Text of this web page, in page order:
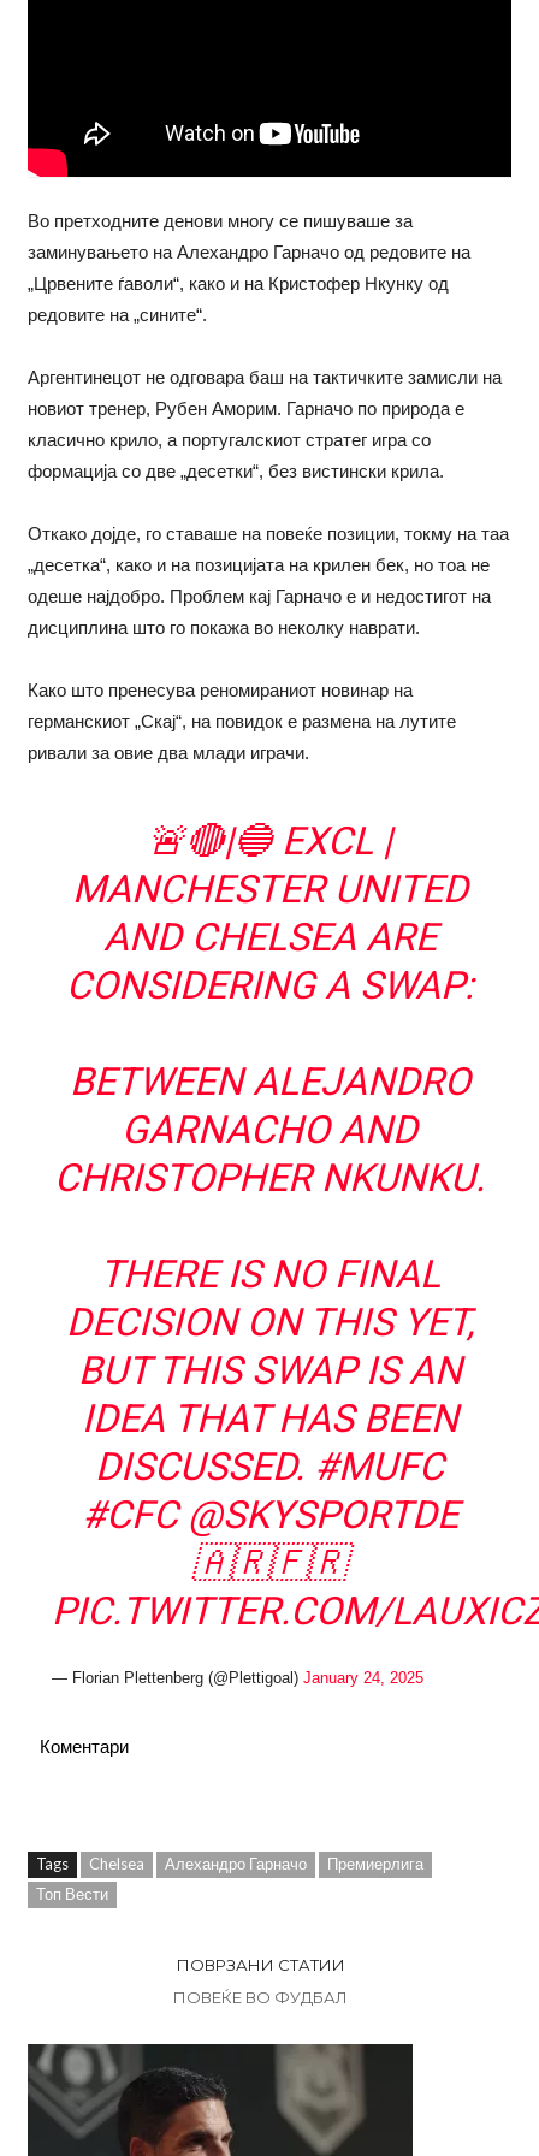
Во претходните денови многу се пишуваше за
заминувањето на Алехандро Гарначо од редовите на
„Црвените ѓаволи“, како и на Кристофер Нкунку од
редовите на „сините“.
Аргентинецот не одговара баш на тактичките замисли на
новиот тренер, Рубен Аморим. Гарначо по природа е
класично крило, а португалскиот стратег игра со
формација со две „десетки“, без вистински крила.
Откако дојде, го ставаше на повеќе позиции, токму на таа
„десетка“, како и на позицијата на крилен бек, но тоа не
одеше најдобро. Проблем кај Гарначо е и недостигот на
дисциплина што го покажа во неколку наврати.
Како што пренесува реномираниот новинар на
германскиот „Скај“, на повидок е размена на лутите
ривали за овие два млади играчи.
🚨🔴|🔵 EXCL |
MANCHESTER UNITED
AND CHELSEA ARE
CONSIDERING A SWAP:
BETWEEN ALEJANDRO
GARNACHO AND
CHRISTOPHER NKUNKU.
THERE IS NO FINAL
DECISION ON THIS YET,
BUT THIS SWAP IS AN
IDEA THAT HAS BEEN
DISCUSSED. #MUFC
#CFC @SKYSPORTDE
🇦🇷🇫🇷
PIC.TWITTER.COM/
— Florian Plettenberg (@Plettigoal) January 24, 2025
Коментари
Tags Chelsea Алехандро Гарначо
Премиерлига
Топ Вести
ПОВРЗАНИ СТАТИИ
ПОВЕЌЕ ВО ФУДБАЛ